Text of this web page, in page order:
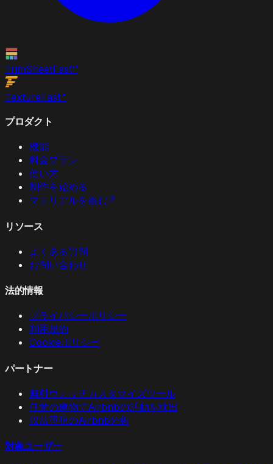
TrimSheetFast™
TextureFast™
プロダクト
機能
料金プラン
使い方
制作を始める
マテリアルを盗む ↗
リソース
よくある質問
お問い合わせ
法的情報
プライバシーポリシー
利用規約
Cookieポリシー
パートナー
無料ウォッチカスタマイズツール
任意の建物でAirbnbの活動を検出
収益重視のAirbnb分析
対象ユーザー